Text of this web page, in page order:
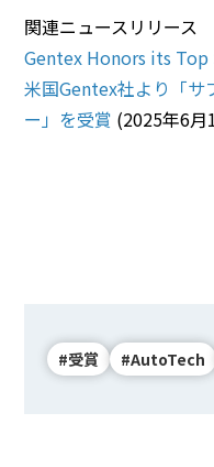
関連ニュースリリース
Gentex Honors its
米国Gentex社より「サ
ー」を受賞 (2025年6月
#受賞 #AutoTech